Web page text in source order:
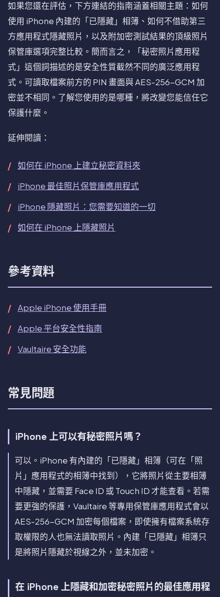
如果您還在評估，下方連結的指南涵蓋相關主題：如何
使用 iPhone 內建的「已隱藏」相簿、如何不借助第三
方應用程式隱藏照片，以及附加密測試結果的頂級照片
保管庫選項完整比較。簡而言之，「秘密照片應用程
式」這個詞描述的是安全性質截然不同的廣泛應用程
式。可讀取檔案前方的 PIN 畫面與 AES-256-GCM 加
密並不相同。了解您使用的是哪種，將改變您能信任它
保護什麼。
延伸閱讀：
如何在 iPhone 上建立秘密資料夾
iPhone 最佳照片保管庫應用程式
iPhone 隱藏照片：您需要知道的一切
如何在 iPhone 上隱藏照片
參考資料
Apple iPhone 使用手冊
Apple 平台安全性指南
Vaultaire 安全功能
常見問題
iPhone 上可以有秘密照片嗎？
可以。iPhone 有內建的「已隱藏」相簿（可在「照
片」應用程式的相簿中找到），它將照片從主要相簿
中隱藏，並需要 Face ID 或 Touch ID 才能查看。若需
要更強的保護，Vaultaire 等專用保管庫應用程式會以
AES-256-GCM 加密每個檔案，即使擁有檔案系統存
取權限的人也無法讀取照片。內建「已隱藏」相簿只
是將照片隱藏於視線之外，並未加密。
在 iPhone 上隱藏和加密秘密照片的最佳應用程